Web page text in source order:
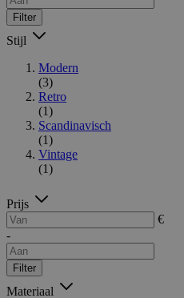
Filter
Stijl
Modern
(3)
Retro
(1)
Scandinavisch
(1)
Vintage
(1)
Prijs
€
-
Filter
Materiaal